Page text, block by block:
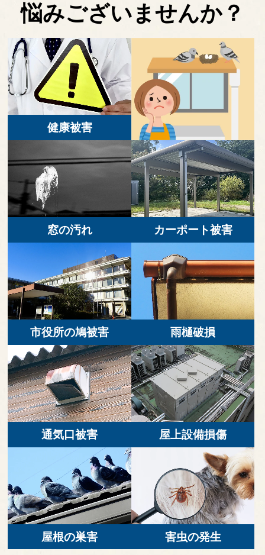
悩みございませんか？
健康被害
カーポート被害
窓の汚れ
雨樋破損
市役所の鳩被害
屋上設備損傷
通気口被害
害虫の発生
屋根の巣害